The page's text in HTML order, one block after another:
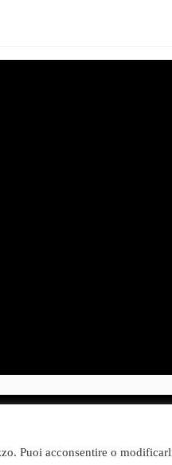
Puoi acconsentire o